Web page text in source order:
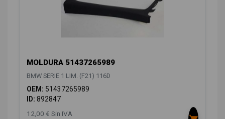
MOLDURA 51437265989
BMW SERIE 1 LIM. (F21) 116D
OEM: 51437265989
ID: 892847
12,00 € Sin IVA